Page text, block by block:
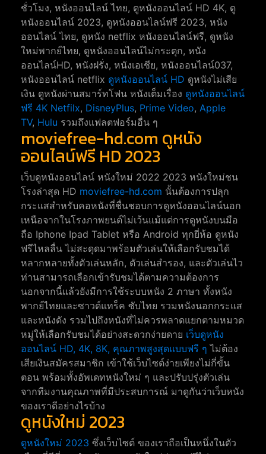
ชั่วโมง, หนังออนไลน์ ไทย, ดูหนังออนไลน์ HD 4K, ดู
หนังออนไลน์ 2023, ดูหนังออนไลน์ฟรี 2023, หนัง
ออนไลน์ ไทย, ดูหนัง netflix หนังออนไลน์ฟรี, ดูหนัง
ใหม่พากย์ไทย, ดูหนังออนไลน์ไม่กระตุก, หนัง
ออนไลน์HD, หนังฝรั่ง, หนังเอเชีย, หนังออนไลน์037,
หนังออนไลน์ netflix ดูหนังออนไลน์ HD ดูหนังไม่เสีย
เงิน ดูหนังผ่านสมาร์ทโฟน หนังเต็มเรื่อง ดูหนังออนไลน์
ฟรี 4K Netfilx, DisneyPlus, Prime Video, Apple
TV, Hulu รวมถึงแฟลตฟอร์มอื่น ๆ
moviefree-hd.com ดูหนัง
ออนไลน์ฟรี HD 2023
เว็บดูหนังออนไลน์ หนังใหม่ 2022 2023 หนังใหม่ชน
โรงล่าสุด HD moviefree-hd.com นั้นต้องการปลุก
กระแสสำหรับคอหนังที่ชื่นชอบการดูหนังออนไลน์นอก
เหนือจากในโรงภาพยนต์ไม่เว้นแม้แต่การดูหนังบนมือ
ถือ Iphone Ipad Tablet หรือ Android ทุกยี่ห้อ ดูหนัง
ฟรีไหลลื่น ไม่สะดุดมาพร้อมตัวเล่นให้เลือกรับชมได้
หลากหลายทั้งตัวเล่นหลัก, ตัวเล่นสำรอง, และตัวเล่นไว
ท่านสามารถเลือกเข้ารับชมได้ตามความต้องการ
นอกจากนี้แล้วยังมีการใช้ระบบหนัง 2 ภาษา ทั้งหนัง
พากย์ไทยและซาวด์แทร็ค ซับไทย รวมหนังนอกกระแส
และหนังดัง รวมไปถึงหนังที่ไม่ควรพลาดแยกตามหมวด
หมู่ให้เลือกรับชมได้อย่างสะดวกง่ายดาย เว็บดูหนัง
ออนไลน์ HD, 4K, 8K, คุณภาพสูงสุดแบบฟรี ๆ ไม่ต้อง
เสียเงินสมัครสมาชิก เข้าใช้เว็บไซต์ง่ายเพียงไม่กี่ขั้น
ตอน พร้อมทั้งอัพเดทหนังใหม่ ๆ และปรับปรุ่งตัวเล่น
จากทีมงานคุณภาพที่มีประสบการณ์ มาดูกันว่าเว็บหนัง
ของเราดีอย่างไรบ้าง
ดูหนังใหม่ 2023
ดูหนังใหม่ 2023 ซึ่งเว็บไซต์ ของเราถือเป็นหนึ่งในตัว